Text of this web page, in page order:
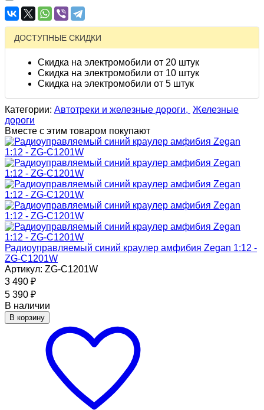
ДОСТУПНЫЕ СКИДКИ
Скидка на электромобили от 20 штук
Скидка на электромобили от 10 штук
Скидка на электромобили от 5 штук
Категории: Автотреки и железные дороги, Железные
дороги
Вместе с этим товаром покупают
Радиоуправляемый синий краулер амфибия Zegan 1:12 -
ZG-C1201W
Артикул: ZG-C1201W
3 490 ₽
5 390 ₽
В наличии
В корзину